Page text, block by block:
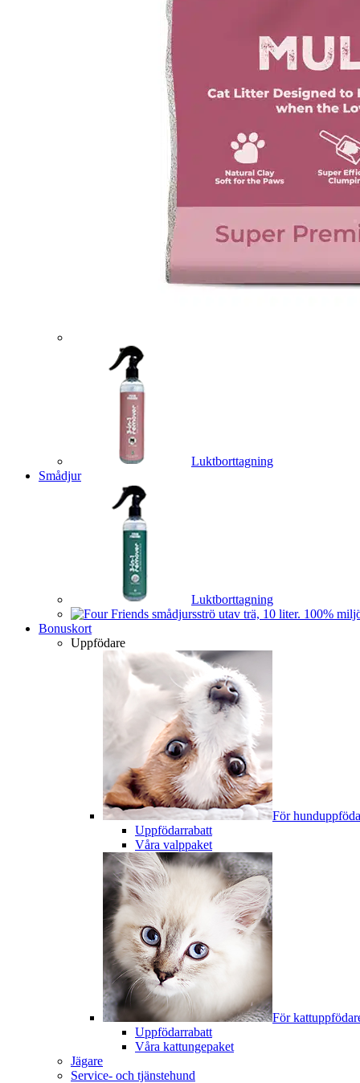
Luktborttagning
Smådjur
Luktborttagning
Bonuskort
Uppfödare
För
Uppfödarrabatt
Våra valppaket
För
Uppfödarrabatt
Våra kattungepaket
Jägare
Service- och tjänstehund